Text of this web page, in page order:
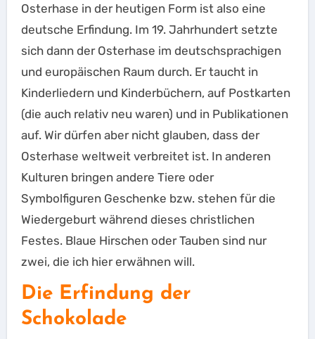
Osterhase in der heutigen Form ist also eine
deutsche Erfindung. Im 19. Jahrhundert setzte
sich dann der Osterhase im deutschsprachigen
und europäischen Raum durch. Er taucht in
Kinderliedern und Kinderbüchern, auf Postkarten
(die auch relativ neu waren) und in Publikationen
auf. Wir dürfen aber nicht glauben, dass der
Osterhase weltweit verbreitet ist. In anderen
Kulturen bringen andere Tiere oder
Symbolfiguren Geschenke bzw. stehen für die
Wiedergeburt während dieses christlichen
Festes. Blaue Hirschen oder Tauben sind nur
zwei, die ich hier erwähnen will.
Die Erfindung der
Schokolade